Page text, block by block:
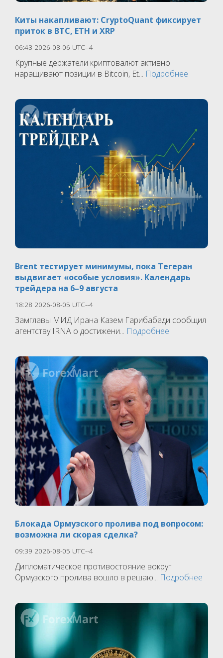
Киты накапливают: CryptoQuant фиксирует
приток в BTC, ETH и XRP
06:43 2026-08-06 UTC--4
Крупные держатели криптовалют активно
наращивают позиции в Bitcoin, Et... Подробнее
Brent тестирует минимумы, пока Тегеран
выдвигает «особые условия». Календарь
трейдера на 6–9 августа
18:28 2026-08-05 UTC--4
Замглавы МИД Ирана Казем Гарибабади сообщил
агентству IRNA о достижени... Подробнее
Блокада Ормузского пролива под вопросом:
возможна ли скорая сделка?
09:39 2026-08-05 UTC--4
Дипломатическое противостояние вокруг
Ормузского пролива вошло в решаю... Подробнее